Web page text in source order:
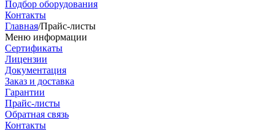
Подбор оборудования
Контакты
Главная/Прайс-листы
Меню информации
Сертификаты
Лицензии
Документация
Заказ и доставка
Гарантии
Прайс-листы
Обратная связь
Контакты